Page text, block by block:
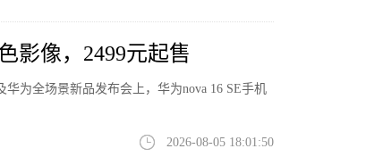
影像，2499元起售
华为全场景新品发布会上，华为nova 16 SE手机
2026-08-05 18:01:50